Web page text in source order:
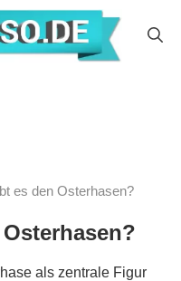
es den Osterhasen?
als zentrale Figur